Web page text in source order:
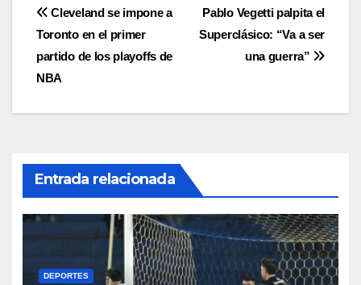
Navegación
de
entradas
Pablo Vegetti palpita el
Superclásico: “Va a ser
una guerra”
Cleveland se impone a
Toronto en el primer
partido de los playoffs de
NBA
Entrada relacionada
DEPORTES